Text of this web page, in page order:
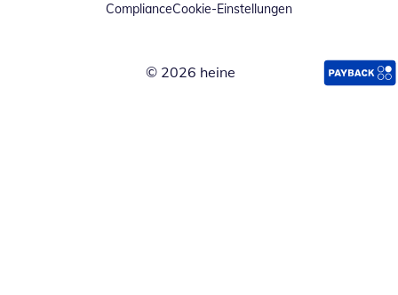
ComplianceCookie-Einstellungen
© 2026 heine